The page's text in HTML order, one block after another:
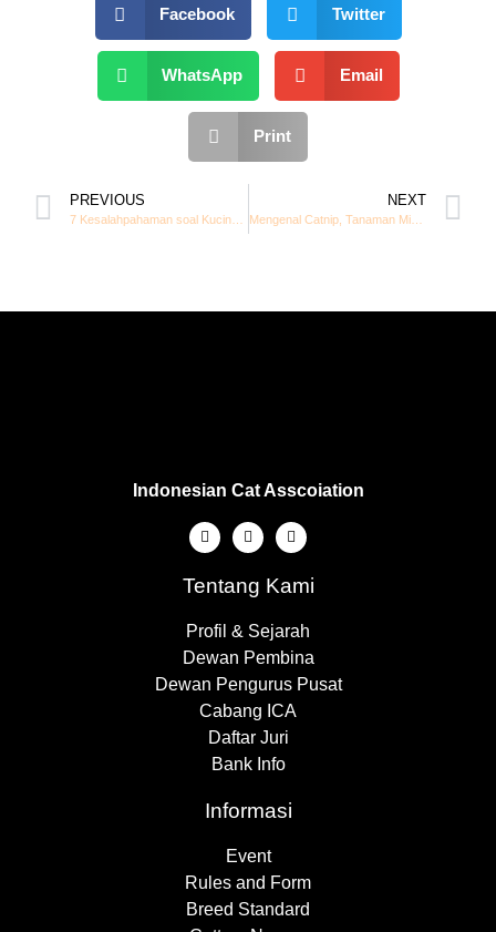
Facebook Twitter
WhatsApp Email
Print
PREVIOUS NEXT
Mengenal Catnip, Tanaman Mint Favorit Semua Kucing!
Indonesian Cat Asscoiation
Tentang Kami
Profil & Sejarah
Dewan Pembina
Dewan Pengurus Pusat
Cabang ICA
Daftar Juri
Bank Info
Informasi
Event
Rules and Form
Breed Standard